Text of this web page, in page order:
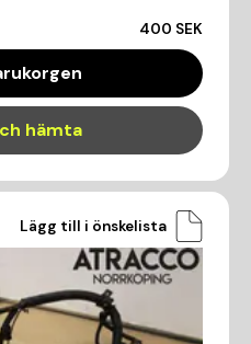
400 SEK
hämta
Lägg till i önskelista